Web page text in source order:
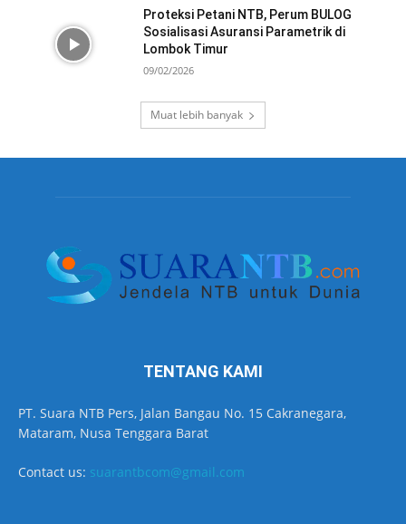
Proteksi Petani NTB, Perum BULOG
Sosialisasi Asuransi Parametrik di
Lombok Timur
09/02/2026
Muat lebih banyak
TENTANG KAMI
PT. Suara NTB Pers, Jalan Bangau No. 15 Cakranegara,
Mataram, Nusa Tenggara Barat
Contact us: suarantbcom@gmail.com